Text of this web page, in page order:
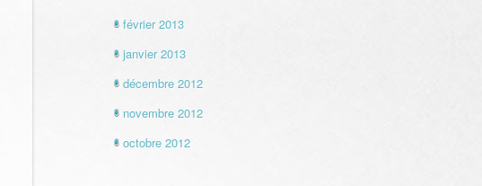
février 2013
janvier 2013
décembre 2012
novembre 2012
octobre 2012